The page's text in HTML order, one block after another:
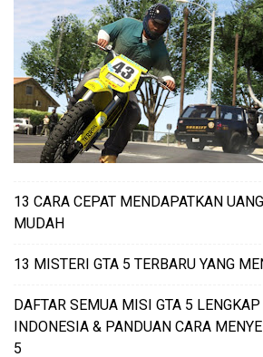
13 CARA CEPAT MENDAPATKAN
MUDAH
13 MISTERI GTA 5 TERBARU YANG
DAFTAR SEMUA MISI GTA 5
INDONESIA & PANDUAN CARA
5